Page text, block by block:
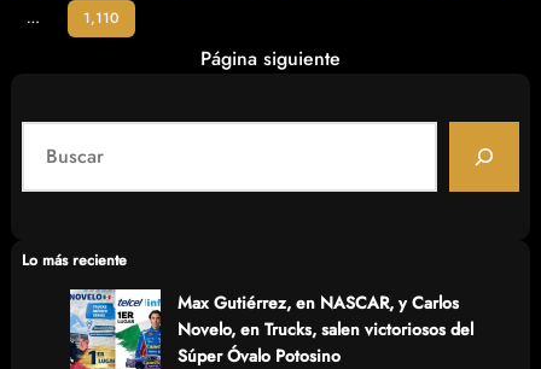
…
1,110
Página siguiente
a
cLo más reciente
Max Gutiérrez, en NASCAR, y Carlos
Novelo, en Trucks, salen victoriosos del
Súper Óvalo Potosino